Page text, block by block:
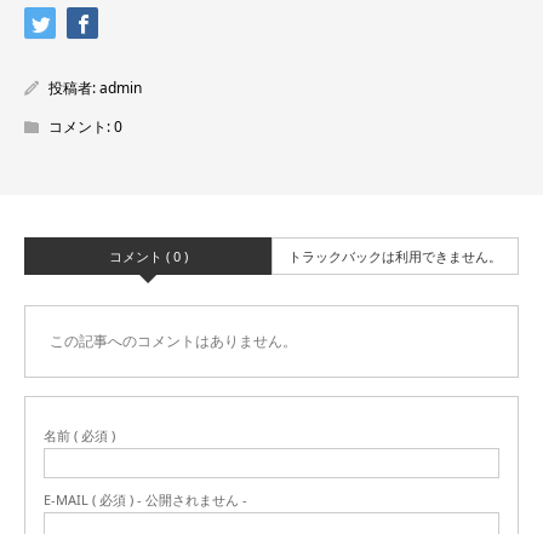
投稿者:admin
コメント:0
コメント ( 0 ) トラックバックは利用できません。
この記事へのコメントはありません。
名前 ( 必須 )
E-MAIL ( 必須 ) - 公開されません -